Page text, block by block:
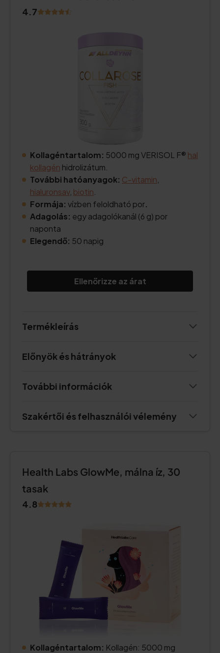
4.7
Kollagéntartalom: 5000 mg VERISOL F® hal
kollagén hidrolizátum.
További hatóanyagok: C-vitamin
hialuronsav, biotin
Formája: vízben feloldható por.
Adagolás: egy adagolókanál (6 g) por
naponta
Elegendő: 50 napig
Ellenőrizze az árat
Termékleírás
Előnyök és hátrányok
További információk
Szakértői és felhasználói vélemény
Health Labs GlowMe, málna íz, 30
tasak
4.8
Kollagéntartalom: Kollagén: 5000 mg